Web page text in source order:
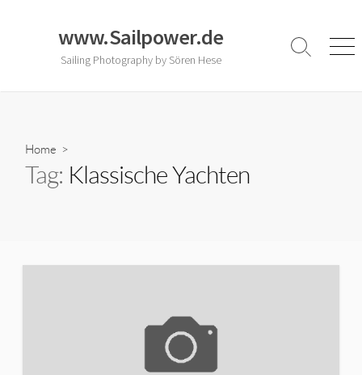
www.Sailpower.de
Sailing Photography by Sören Hese
Search
Home >
Tag: Klassische Yachten